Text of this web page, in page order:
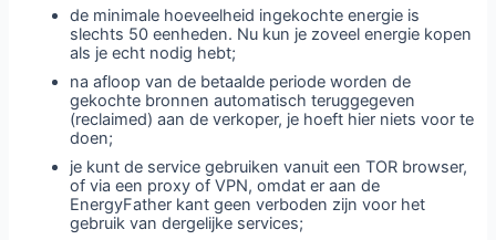
de minimale hoeveelheid ingekochte energie is
slechts 50 eenheden. Nu kun je zoveel energie kopen
als je echt nodig hebt;
na afloop van de betaalde periode worden de
gekochte bronnen automatisch teruggegeven
(reclaimed) aan de verkoper, je hoeft hier niets voor te
doen;
je kunt de service gebruiken vanuit een TOR browser,
of via een proxy of VPN, omdat er aan de
EnergyFather kant geen verboden zijn voor het
gebruik van dergelijke services;